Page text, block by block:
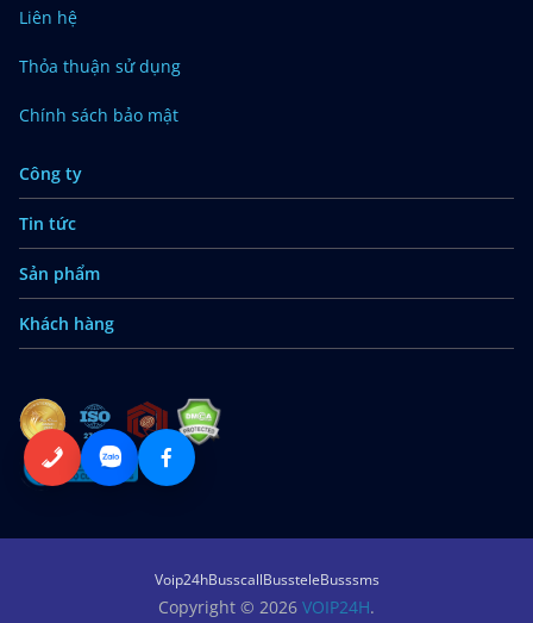
Liên hệ
Thỏa thuận sử dụng
Chính sách bảo mật
Công ty
Tin tức
Sản phẩm
Khách hàng
Voip24hBusscallBussteleBusssms
Copyright © 2026 VOIP24H.